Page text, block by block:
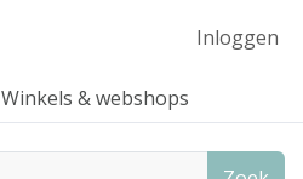
Inloggen
Winkels & webshops